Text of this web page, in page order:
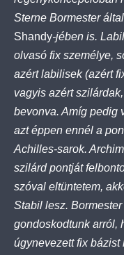
Sterne Bormester
Shandy-jében is.
olvasó fix személye,
azért labilisek (azért
vagyis azért
bevonva. Amíg pedig
azt éppen ennél a
Achilles-sarok.
szilárd pontját
szóval eltüntetem,
Stabil lesz.
gondoskodtunk arról,
úgynevezett fix bázist